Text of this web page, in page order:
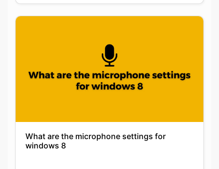
What are the microphone settings for
windows 8